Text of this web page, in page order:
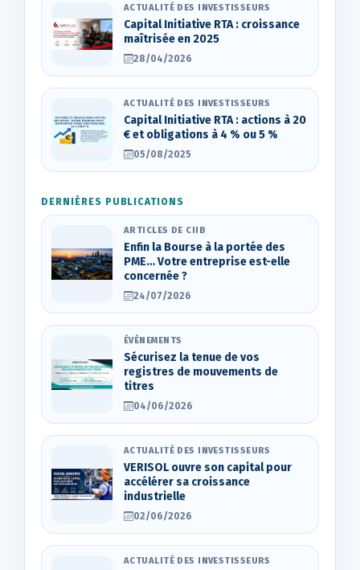
ACTUALITÉ DES INVESTISSEURS
Capital Initiative RTA : croissance
maîtrisée en 2025
28/04/2026
ACTUALITÉ DES INVESTISSEURS
Capital Initiative RTA : actions à 20
€ et obligations à 4 % ou 5 %
05/08/2025
DERNIÈRES PUBLICATIONS
ARTICLES DE CIIB
Enfin la Bourse à la portée des
PME… Votre entreprise est-elle
concernée ?
24/07/2026
ÉVÈNEMENTS
Sécurisez la tenue de vos
registres de mouvements de
titres
04/06/2026
ACTUALITÉ DES INVESTISSEURS
VERISOL ouvre son capital pour
accélérer sa croissance
industrielle
02/06/2026
ACTUALITÉ DES INVESTISSEURS